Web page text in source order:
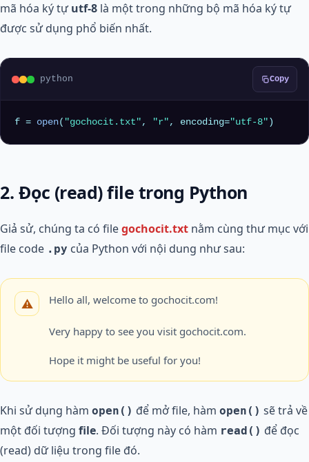
mã hóa ký tựutf-8 là một trong những bộ mã hóa ký tự
được sử dụng phổ biến nhất.
python Copy
f = open( "gochocit.txt" , "r" , encoding="utf-8" )
2. Đọc (read) file trong Python
Giả sử, chúng ta có filegochocit.txt nằm cùng thư mục với
file code .py của Python với nội dung như sau:
Hello all, welcome to gochocit.com!
Very happy to see you visit gochocit.com.
Hope it might be useful for you!
Khi sử dụng hàm open() để mở file, hàm open() sẽ trả về
một đối tượng file. Đối tượng này có hàm read() để đọc
(read) dữ liệu trong file đó.